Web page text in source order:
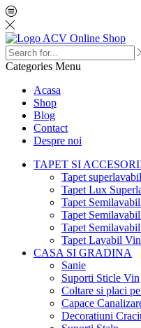
Categories Menu
Acasa
Shop
Blog
Contact
Despre noi
TAPET SI
Tapet
Tapet Lux
Tapet
Tapet
Tapet
Tapet Lavabil
CASA SI GRADINA
Sanie
Suporti Sticle Vin
Coltare si placi
Capace
Decoratiuni